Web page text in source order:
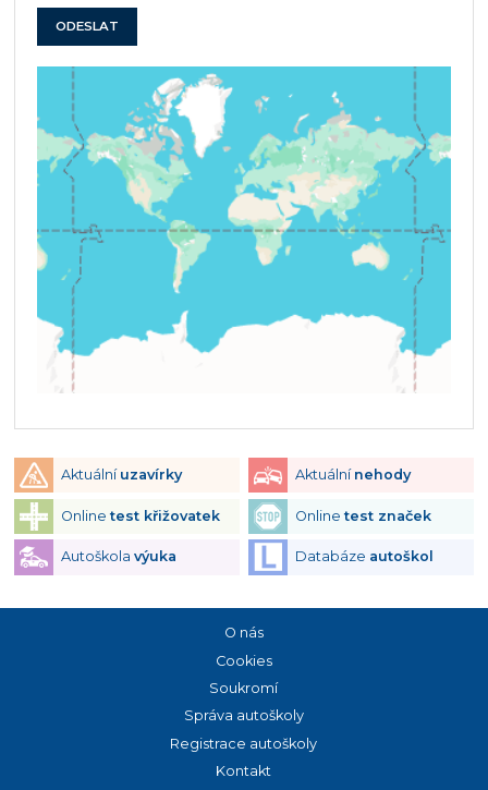
ODESLAT
Aktuální uzavírky Aktuální nehody
Onlinetest křižovatek Onlinetest značek
Autoškola výuka Databáze autoškol
O nás
Cookies
Soukromí
Správa autoškoly
Registrace autoškoly
Kontakt